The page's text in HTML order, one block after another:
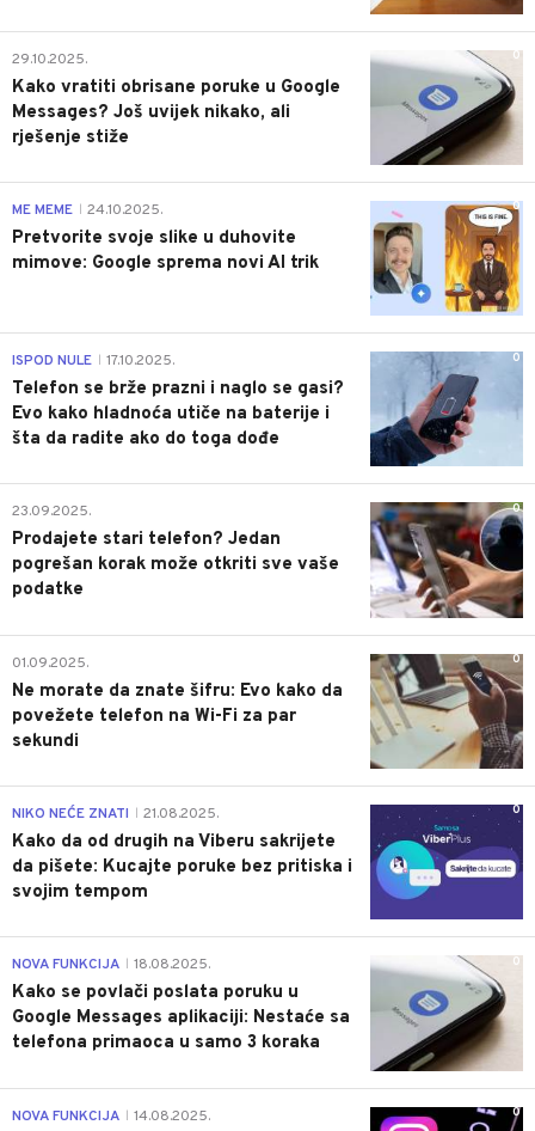
0
29.10.2025.
Kako vratiti obrisane poruke u Google
Messages? Još uvijek nikako, ali
rješenje stiže
0
ME MEME 24.10.2025.
Pretvorite svoje slike u duhovite
mimove: Google sprema novi AI trik
0
ISPOD NULE 17.10.2025.
Telefon se brže prazni i naglo se gasi?
Evo kako hladnoća utiče na baterije i
šta da radite ako do toga dođe
0
23.09.2025.
Prodajete stari telefon? Jedan
pogrešan korak može otkriti sve vaše
podatke
0
01.09.2025.
Ne morate da znate šifru: Evo kako da
povežete telefon na Wi-Fi za par
sekundi
0
NIKO NEĆE ZNATI 21.08.2025.
Kako da od drugih na Viberu sakrijete
da pišete: Kucajte poruke bez pritiska i
svojim tempom
0
NOVA FUNKCIJA 18.08.2025.
Kako se povlači poslata poruku u
Google Messages aplikaciji: Nestaće sa
telefona primaoca u samo 3 koraka
0
NOVA FUNKCIJA 14.08.2025.